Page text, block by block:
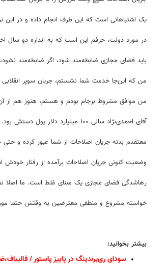
یک اشتباهاتی است که این طرف انجام داده و در
در مورد دولت، حرفم این است که به اندازه دو سال
باید فضای مجازی ضابطه‌مند شود، اگر ضابطه‌مند
من که این‌جا خدمت شما نشستم، جریان سوپر
من موافق مشروط برجام بودم و هستم، هنوز هم از
آقای احمدی‌نژاد سالی ۱۰۰ میلیارد دلار پول دستش بود. آن زمان تحریمی نبود، آیا او توانست مشکل کشور را حل کند؟
معتقدم بدنه جریان اصلاحات از شما عبور کرده و
وضعیت کنونی جریان اصلاحات برآمده از رفتار
رهاشدگی فضای مجازی یک مبنای غلط است. ما اصلا
خواسته مشروع و منطقی معترضین به وقتش حتما
بیشتر بخوانید:
سودای ری‌برندینگ در پاییز پاستور/